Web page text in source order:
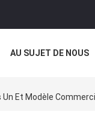
AU SUJET DE NOUS
Un Et Modèle